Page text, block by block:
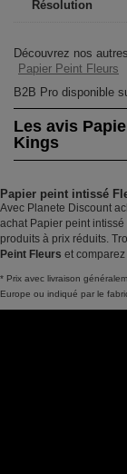
Résolution
Découvrez nos
Papier Peint Fleurs
B2B Pro disponible
Les avis
Kings
Papier peint intissé
Avec Planete Discount
achat Papier peint
produits à prix réduits.
Peint Fleurs et
* Prix avec livraison
Europe ou indiqué par le